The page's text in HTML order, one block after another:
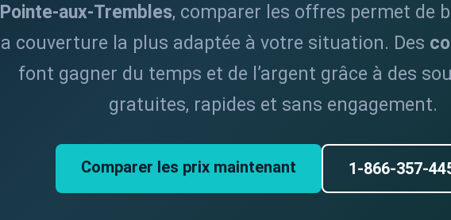
Pointe-aux-Trembles, comparer les offres permet de
la couverture la plus adaptée à votre situation. Des
font gagner du temps et de l’argent grâce à des
gratuites, rapides et sans engagement.
Comparer les prix maintenant 1-866-357-